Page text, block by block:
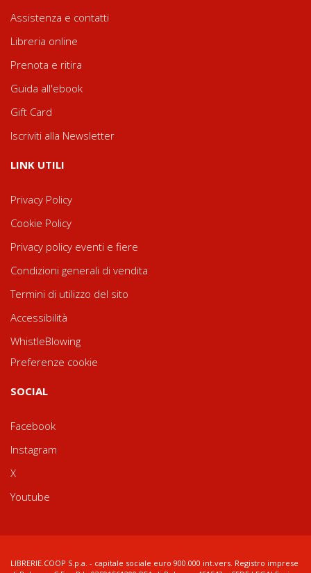
Assistenza e contatti
Libreria online
Prenota e ritira
Guida all'ebook
Gift Card
Iscriviti alla Newsletter
LINK UTILI
Privacy Policy
Cookie Policy
Privacy policy eventi e fiere
Condizioni generali di vendita
Termini di utilizzo del sito
Accessibilità
WhistleBlowing
Preferenze cookie
SOCIAL
Facebook
Instagram
X
Youtube
LIBRERIE.COOP S.p.a. - capitale sociale euro 900.000 int.vers. Registro imprese